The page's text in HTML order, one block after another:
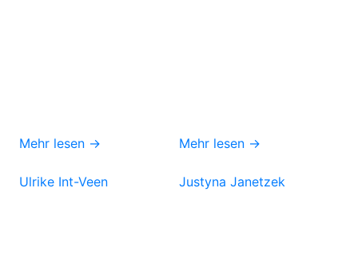
Mehr lesen → Mehr lesen →
Ulrike Int-Veen Justyna Janetzek